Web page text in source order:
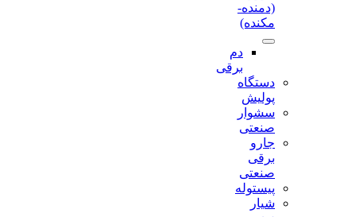
(دمنده-
مکنده)
دستگاه
پولیش
سشوار
صنعتی
جارو
صنعتی
پیستوله
شیار